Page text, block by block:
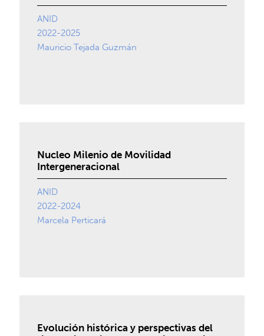
ANID
2022-2025
Mauricio Tejada Guzmán
Nucleo Milenio de Movilidad
Intergeneracional
ANID
2022-2024
Marcela Perticará
Evolución histórica y perspectivas del